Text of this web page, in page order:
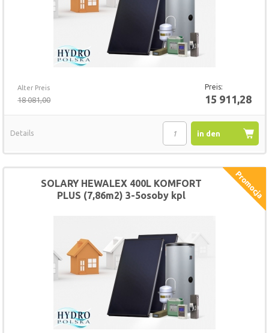
Alter Preis
18 081,00
Preis:
15 911,28
in den
Details
SOLARY HEWALEX 400L KOMFORT
PLUS (7,86m2) 3-5osoby kpl